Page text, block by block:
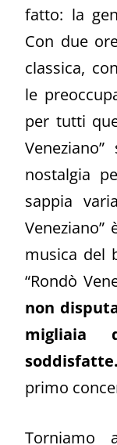
fatto: la
Con due
classica,
le
per tutti
nostalgia
sappia
musica del
“Rondò
non
migliaia
soddisfatte.
primo
Torniamo